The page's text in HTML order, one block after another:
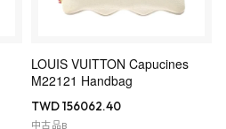
LOUIS VUITTON Capucines
M22121 Handbag
TWD 156062.40
中古品B